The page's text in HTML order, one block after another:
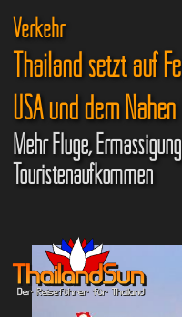
Verkehr
Thailand setzt auf
USA und dem Nahen
Mehr Flüge,
Touristenaufkommen